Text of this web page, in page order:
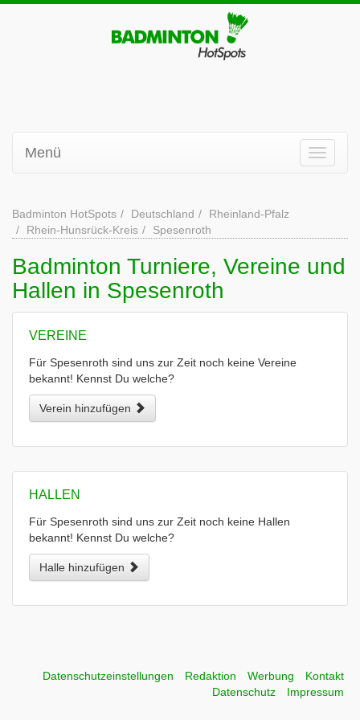
Menü
Badminton HotSpots Deutschland
Rheinland-Pfalz
Rhein-Hunsrück-Kreis
Spesenroth
Badminton Turniere, Vereine und
Hallen in Spesenroth
VEREINE
Für Spesenroth sind uns zur Zeit noch keine Vereine
bekannt! Kennst Du welche?
Verein hinzufügen
HALLEN
Für Spesenroth sind uns zur Zeit noch keine Hallen
bekannt! Kennst Du welche?
Halle hinzufügen
Datenschutzeinstellungen Redaktion Werbung
Kontakt
Datenschutz
Impressum